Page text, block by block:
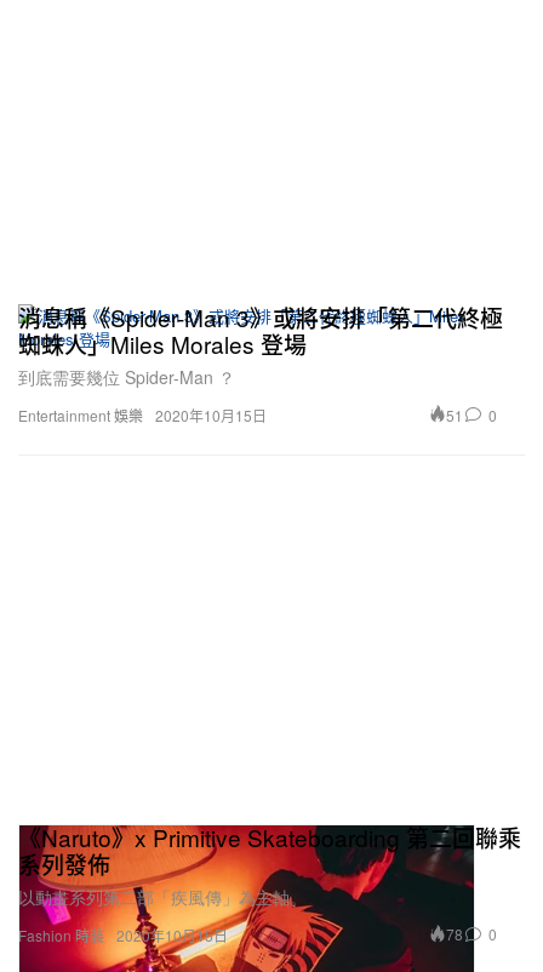
Entertainment 娛樂
消息稱《Spider-Man 3》或將安排「第二代終極
蜘蛛人」Miles Morales 登場
到底需要幾位 Spider-Man ？
2020年10月15日 51 0
Fashion 時裝
《Naruto》x Primitive Skateboarding 第二回聯乘
系列發佈
以動畫系列第二部「疾風傳」為主軸。
2020年10月15日 78 0